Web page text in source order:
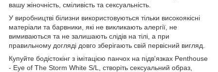
вашу жіночність, сміливість та сексуальність.
У виробництві білизни використовуються тільки високоякісні
матеріали та барвники, які не викликають алергії, не
вимиваються та не залишають слідів на тілі, а при
правильному догляді довго зберігають свій первісний вигляд.
Купуйте бодістокінг з імітацією панчох на підв'язках Penthouse
- Eye of The Storm White S/L, створіть сексуальний образ,